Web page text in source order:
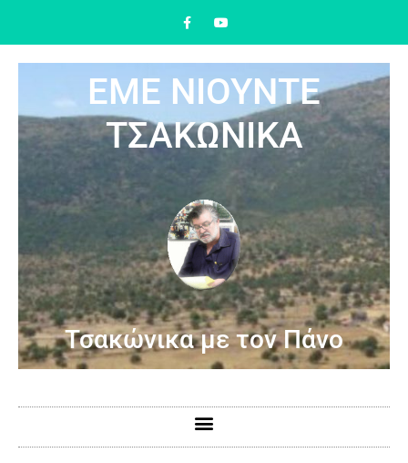
ΕΜΕ ΝΙΟΥΝΤΕ
ΤΣΑΚΩΝΙΚΑ
Τσακώνικα με τον Πάνο